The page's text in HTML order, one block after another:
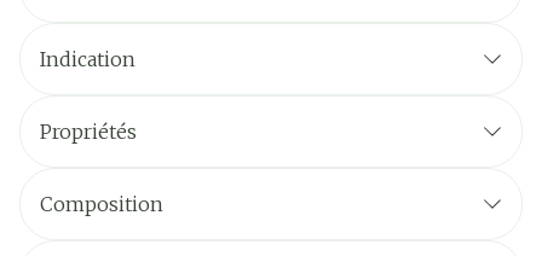
Indication
Propriétés
Composition